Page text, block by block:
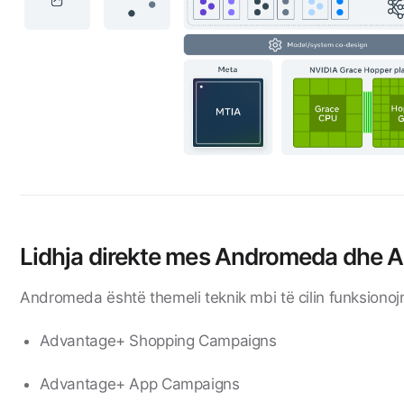
Lidhja direkte mes Andromeda dhe
Andromeda është themeli teknik mbi të cilin
Advantage+ Shopping Campaigns
Advantage+ App Campaigns